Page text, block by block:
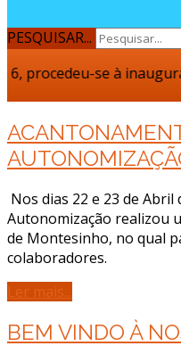
PESQUISAR...
procedeu-se à
Nos dias 22 e 23 de Abril
Autonomização realizou
de Montesinho, no qual
colaboradores.
BEM VINDO À